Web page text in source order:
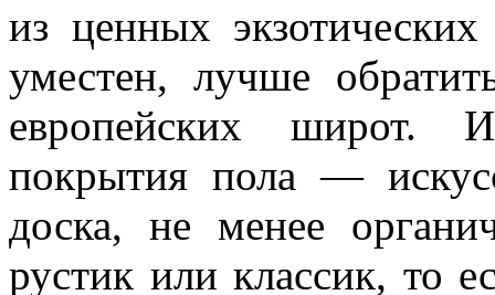
из ценных
уместен, лучше
европейских широт.
покрытия пола —
доска, не менее
рустик или классик, то